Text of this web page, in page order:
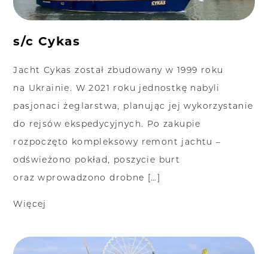
s/c Cykas
Jacht Cykas został zbudowany w 1999 roku
na Ukrainie. W 2021 roku jednostkę nabyli
pasjonaci żeglarstwa, planując jej wykorzystanie
do rejsów ekspedycyjnych. Po zakupie
rozpoczęto kompleksowy remont jachtu –
odświeżono pokład, poszycie burt
oraz wprowadzono drobne […]
Więcej